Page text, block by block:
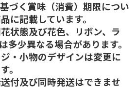
づく賞味（消費）期限につい
に記載しています。
状態及び花色、リボン、ラ
多少異なる場合があります。
・小物のデザインは変更に
。
付及び同時発送はできませ